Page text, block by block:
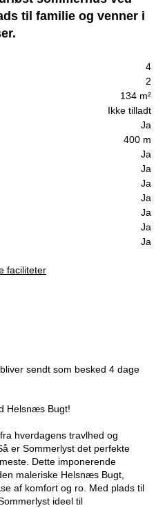
til familie og venner i
4
2
134 m²
Ikke tilladt
Ja
400 m
Ja
Ja
Ja
Ja
Ja
Ja
Ja
faciliteter
sendt som besked 4 dage
Helsnæs Bugt!
hverdagens travlhed og
er Sommerlyst det perfekte
Dette imponerende
maleriske Helsnæs Bugt,
af komfort og ro. Med plads til
ideel til